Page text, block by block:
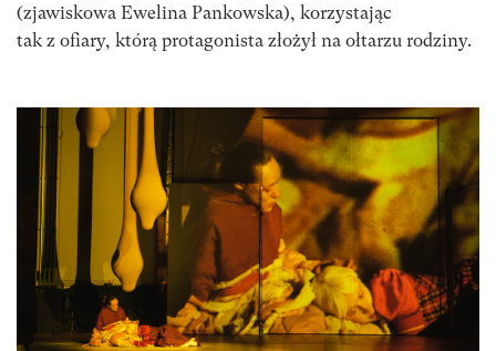
(zjawiskowa Ewelina Pankowska), korzystając
tak z ofiary, którą protagonista złożył na ołtarzu rodziny.